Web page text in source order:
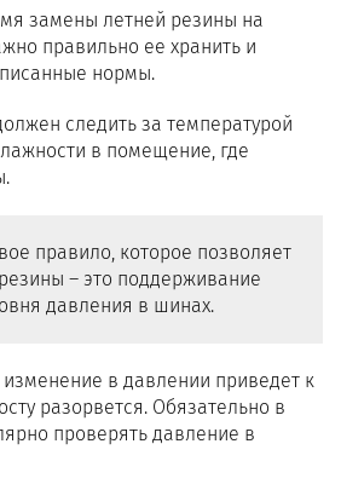
замены летней резины на
правильно ее хранить и
нормы.
следить за температурой
в помещение, где
правило, которое позволяет
– это поддерживание
давления в шинах.
в давлении приведет к
разорвется. Обязательно в
проверять давление в